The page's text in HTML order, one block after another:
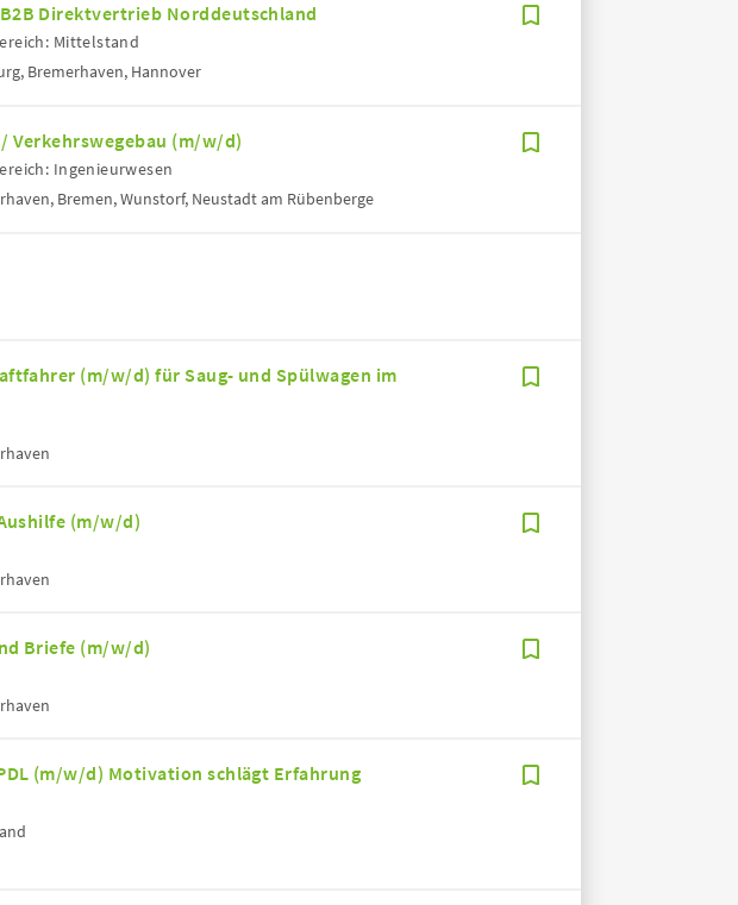
Direktvertrieb Norddeutschland
Mittelstand
Bremerhaven, Hannover
Verkehrswegebau (m/w/d)
Ingenieurwesen
Bremen, Wunstorf, Neustadt am Rübenberge
(m/w/d) für Saug- und Spülwagen im
(m/w/d)
Briefe (m/w/d)
(m/w/d) Motivation schlägt Erfahrung